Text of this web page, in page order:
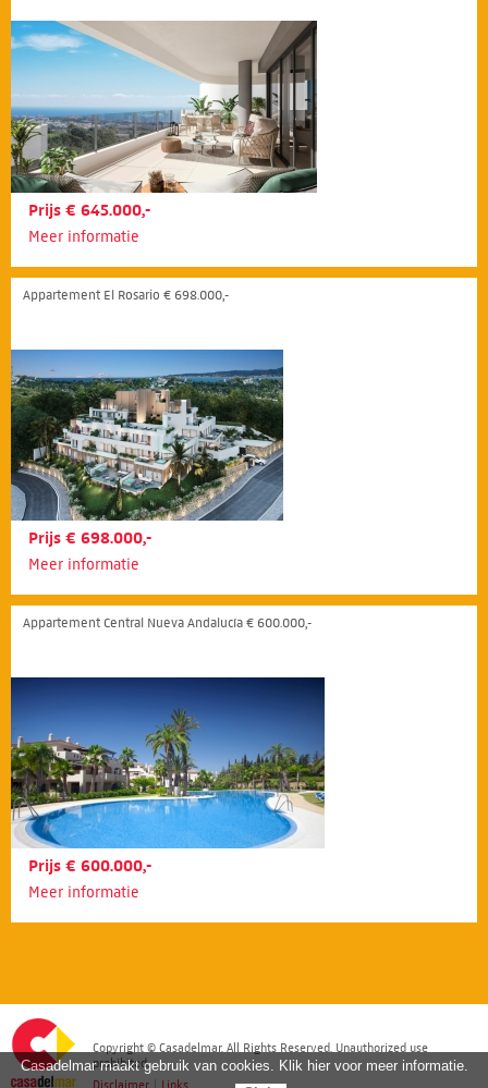
Prijs € 645.000,-
Meer informatie
Appartement El Rosario € 698.000,-
Prijs € 698.000,-
Meer informatie
Appartement Central Nueva Andalucía € 600.000,-
Prijs € 600.000,-
Meer informatie
Copyright © Casadelmar. All Rights Reserved. Unauthorized use
prohibited.
Disclaimer | Links
Casadelmar maakt gebruik van cookies. Klik hier voor meer informatie.